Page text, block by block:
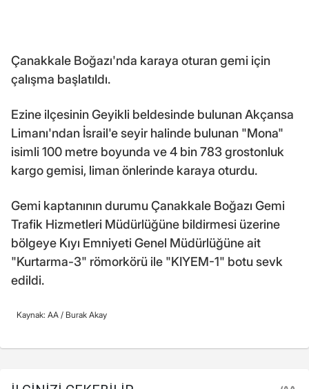
Çanakkale Boğazı'nda karaya oturan gemi için
çalışma başlatıldı.
Ezine ilçesinin Geyikli beldesinde bulunan Akçansa
Limanı'ndan İsrail'e seyir halinde bulunan "Mona"
isimli 100 metre boyunda ve 4 bin 783 grostonluk
kargo gemisi, liman önlerinde karaya oturdu.
Gemi kaptanının durumu Çanakkale Boğazı Gemi
Trafik Hizmetleri Müdürlüğüne bildirmesi üzerine
bölgeye Kıyı Emniyeti Genel Müdürlüğüne ait
"Kurtarma-3" römorkörü ile "KIYEM-1" botu sevk
edildi.
Kaynak: AA / Burak Akay